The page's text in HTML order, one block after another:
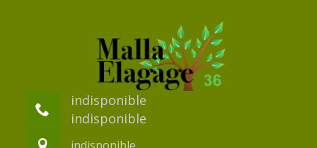
indisponible
indisponible